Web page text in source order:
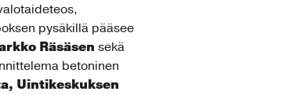
pysäkillä pääsee
Räsäsen sekä
betoninen
Uintikeskuksen